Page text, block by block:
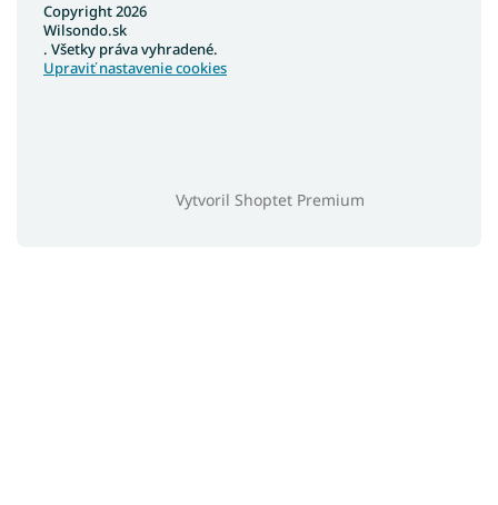
Vytvoril Shoptet Premium
Copyright 2026
Wilsondo.sk
. Všetky práva vyhradené.
Upraviť nastavenie cookies